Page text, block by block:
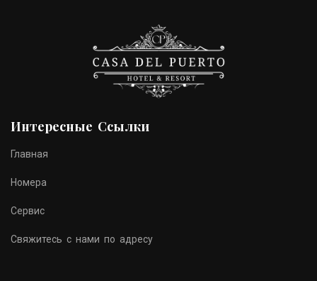
Интересные Ссылки
Главная
Номера
Сервис
Свяжитесь с нами по адресу